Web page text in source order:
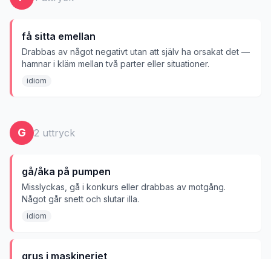
få sitta emellan
Drabbas av något negativt utan att själv ha orsakat det —
hamnar i kläm mellan två parter eller situationer.
idiom
G 2 uttryck
gå/åka på pumpen
Misslyckas, gå i konkurs eller drabbas av motgång.
Något går snett och slutar illa.
idiom
grus i maskineriet